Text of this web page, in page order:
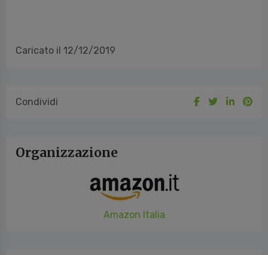
Caricato il 12/12/2019
Condividi
Organizzazione
Amazon Italia